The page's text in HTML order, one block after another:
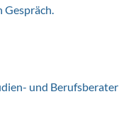
Gespräch.
und Berufsberater